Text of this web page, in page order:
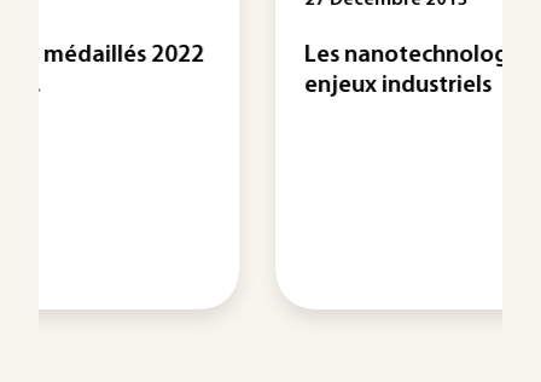
Les nanotechnologies et leurs